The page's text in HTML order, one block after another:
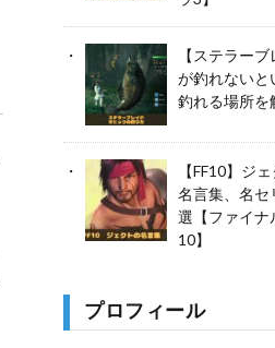
【ステラー
が釣れないと
釣れる場所を
【FF10】ジ
名言集、名セ
選【ファイナ
10】
プロフィール